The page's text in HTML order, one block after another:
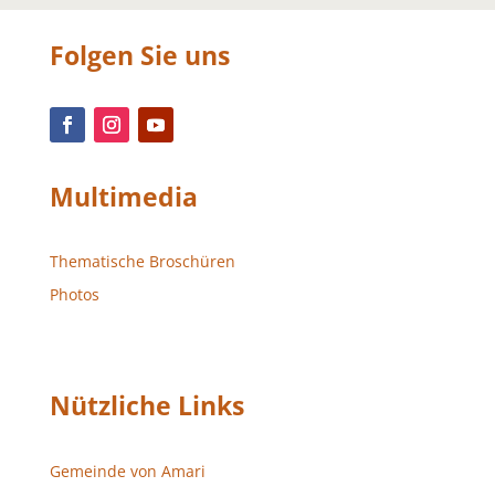
Folgen Sie uns
Multimedia
Thematische Broschüren
Photos
Nützliche Links
Gemeinde von Amari